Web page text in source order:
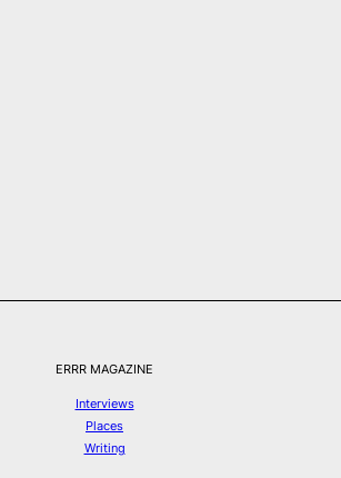
ERRR MAGAZINE
Interviews
Places
Writing